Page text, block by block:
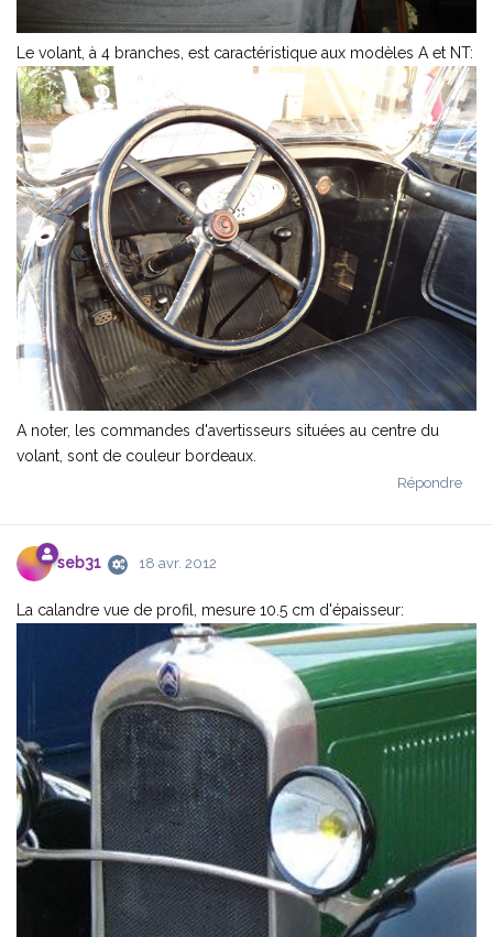
Le volant, à 4 branches, est caractéristique aux modèles A et NT:
A noter, les commandes d'avertisseurs situées au centre du
volant, sont de couleur bordeaux.
Répondre
seb31 18 avr. 2012
La calandre vue de profil, mesure 10.5 cm d'épaisseur: